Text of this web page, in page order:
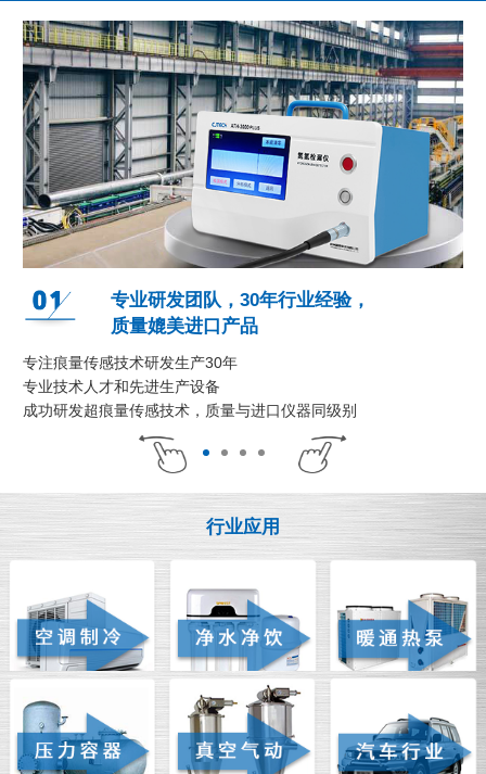
专业研发团队，30年行业经验，
质量媲美进口产品
专注痕量传感技术研发生产30年
专业技术人才和先进生产设备
成功研发超痕量传感技术，质量与进口仪器同级别
行业应用